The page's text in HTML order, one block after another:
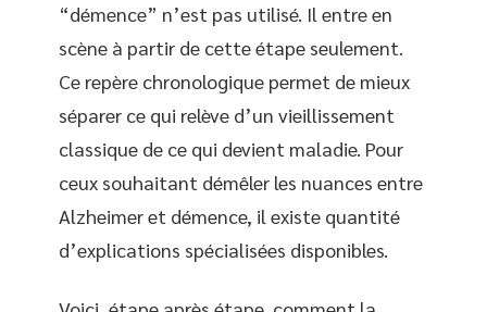
“démence” n’est pas utilisé. Il entre en
scène à partir de cette étape seulement.
Ce repère chronologique permet de mieux
séparer ce qui relève d’un vieillissement
classique de ce qui devient maladie. Pour
ceux souhaitant démêler les nuances entre
Alzheimer et démence, il existe quantité
d’explications spécialisées disponibles.